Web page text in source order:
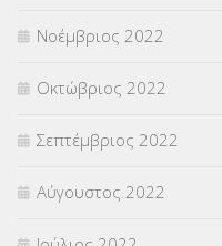
Νοέμβριος 2022
Οκτώβριος 2022
Σεπτέμβριος 2022
Αύγουστος 2022